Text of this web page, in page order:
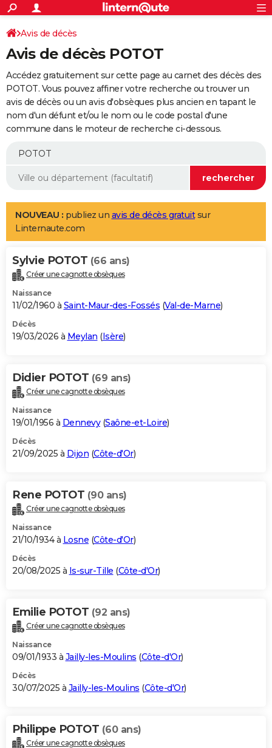
ACTUALITÉS
Politique
Société
Faits Divers
Education
Monde
Villes
+
SPORT
Coupe du monde 2026
Football
Tennis
Cyclisme
Rugby
Forum
Programme TV
TNT
Streaming
Cinéma
Sorties cinéma
Musique
+
FINANCE
Retraite
Epargne
Immobilier
Risques naturels par ville
Banque
Assurance
AUTO
Essais
Réserver un essai
Citadines
Berlines
SUV
Forum auto
+
Mobiles
Meilleur smartphone
Internet
Ordinateurs
Jeux vidéo
Guide high-tech
Aménagement intérieur
LIFESTYLE
Art de vivre
Bien-être
Loisirs
Mode
Modes de vie
Alimentation
Guide de la santé
Maladies
Médicaments
Sommeil
VOYAGE
Destinations
City break
Voyage nature
Voyage de noces
Forum
Climat
+PHOTO
GUIDES D'ACHAT
BONS PLANS
Carte de Noël
Carte Bonne année
Carte Saint-Valentin
Carte Pâques
Carte d'anniversaire
DICTIONNAIRE
Dictionnaire
Biographies
Citations
Expressions
Proverbes
PROGRAMME TV
S'inscrire
Se connecter
Lycées
Collèges
Primaires
Universités
Entreprises
Service militaire
Avis de recherche
AVIS DE DÉCÈS
Bricolage
Lifestyle
Culture
Sport
Auto
Television
Voyage
Cinema
Avis de décès
Avis de décès POTOT
Accédez gratuitement sur cette page au carnet des décès des
POTOT. Vous pouvez affiner votre recherche ou trouver un
avis de décès ou un avis d'obsèques plus ancien en tapant le
nom d'un défunt et/ou le nom ou le code postal d'une
commune dans le moteur de recherche ci-dessous.
NOUVEAU : publiez un avis de décès gratuitsur
Linternaute.com
Sylvie POTOT (66 ans)
Créer une cagnotte obsèques
Naissance
11/02/1960 à Saint-Maur-des-Fossés (Val-de-Marne)
Décès
19/03/2026 à Meylan (Isère)
Didier POTOT (69 ans)
Créer une cagnotte obsèques
Naissance
19/01/1956 à Dennevy(Saône-et-Loire)
Décès
21/09/2025 à Dijon (Côte-d'Or)
Rene POTOT (90 ans)
Créer une cagnotte obsèques
Naissance
21/10/1934 à Losne (Côte-d'Or)
Décès
20/08/2025 à Is-sur-Tille (Côte-d'Or)
Emilie POTOT (92 ans)
Créer une cagnotte obsèques
Naissance
09/01/1933 à Jailly-les-Moulins (Côte-d'Or)
Décès
30/07/2025 à Jailly-les-Moulins (Côte-d'Or)
Philippe POTOT (60 ans)
Créer une cagnotte obsèques